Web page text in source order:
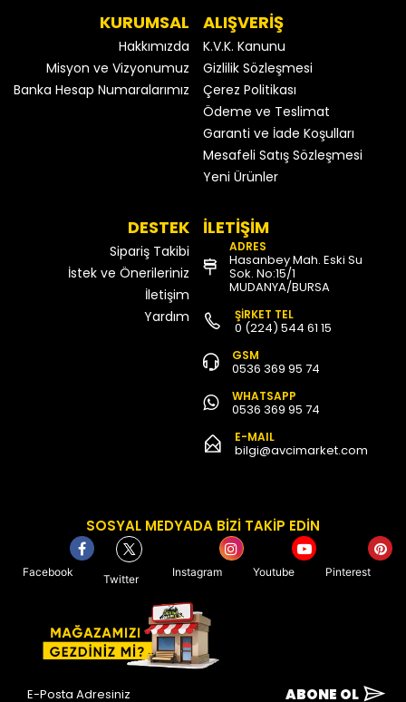
KURUMSAL
Hakkımızda
Misyon ve Vizyonumuz
Banka Hesap Numaralarımız
ALIŞVERİŞ
K.V.K. Kanunu
Gizlilik Sözleşmesi
Çerez Politikası
Ödeme ve Teslimat
Garanti ve İade Koşulları
Mesafeli Satış Sözleşmesi
Yeni Ürünler
DESTEK
Sipariş Takibi
İstek ve Önerileriniz
İletişim
Yardım
İLETİŞİM
ADRES
Hasanbey Mah. Eski Su
Sok. No:15/1
MUDANYA/BURSA
ŞİRKET TEL
0 (224) 544 61 15
GSM
0536 369 95 74
WHATSAPP
0536 369 95 74
E-MAIL
bilgi@avcimarket.com
SOSYAL MEDYADA BİZİ TAKİP EDİN
Facebook
Twitter
Instagram Youtube Pinterest
ABONE OL